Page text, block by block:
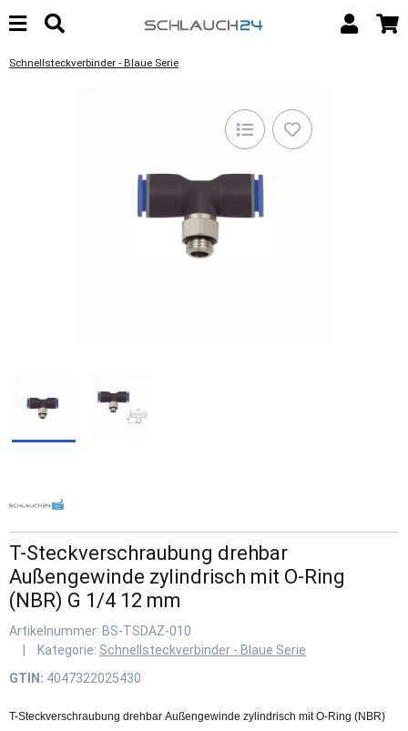
Schnellsteckverbinder - Blaue Serie
T-Steckverschraubung drehbar
Außengewinde zylindrisch mit O-Ring
(NBR) G 1/4 12 mm
Artikelnummer: BS-TSDAZ-010
Kategorie: Schnellsteckverbinder - Blaue Serie
GTIN: 4047322025430
T-Steckverschraubung drehbar Außengewinde zylindrisch mit O-Ring (NBR)